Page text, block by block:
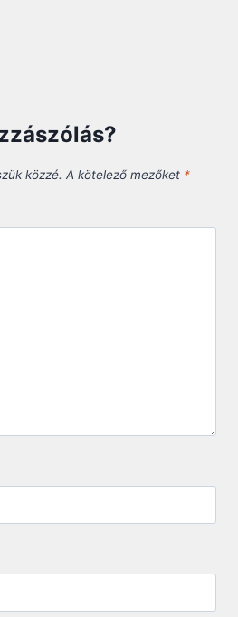
közzé. A kötelező mezőket *